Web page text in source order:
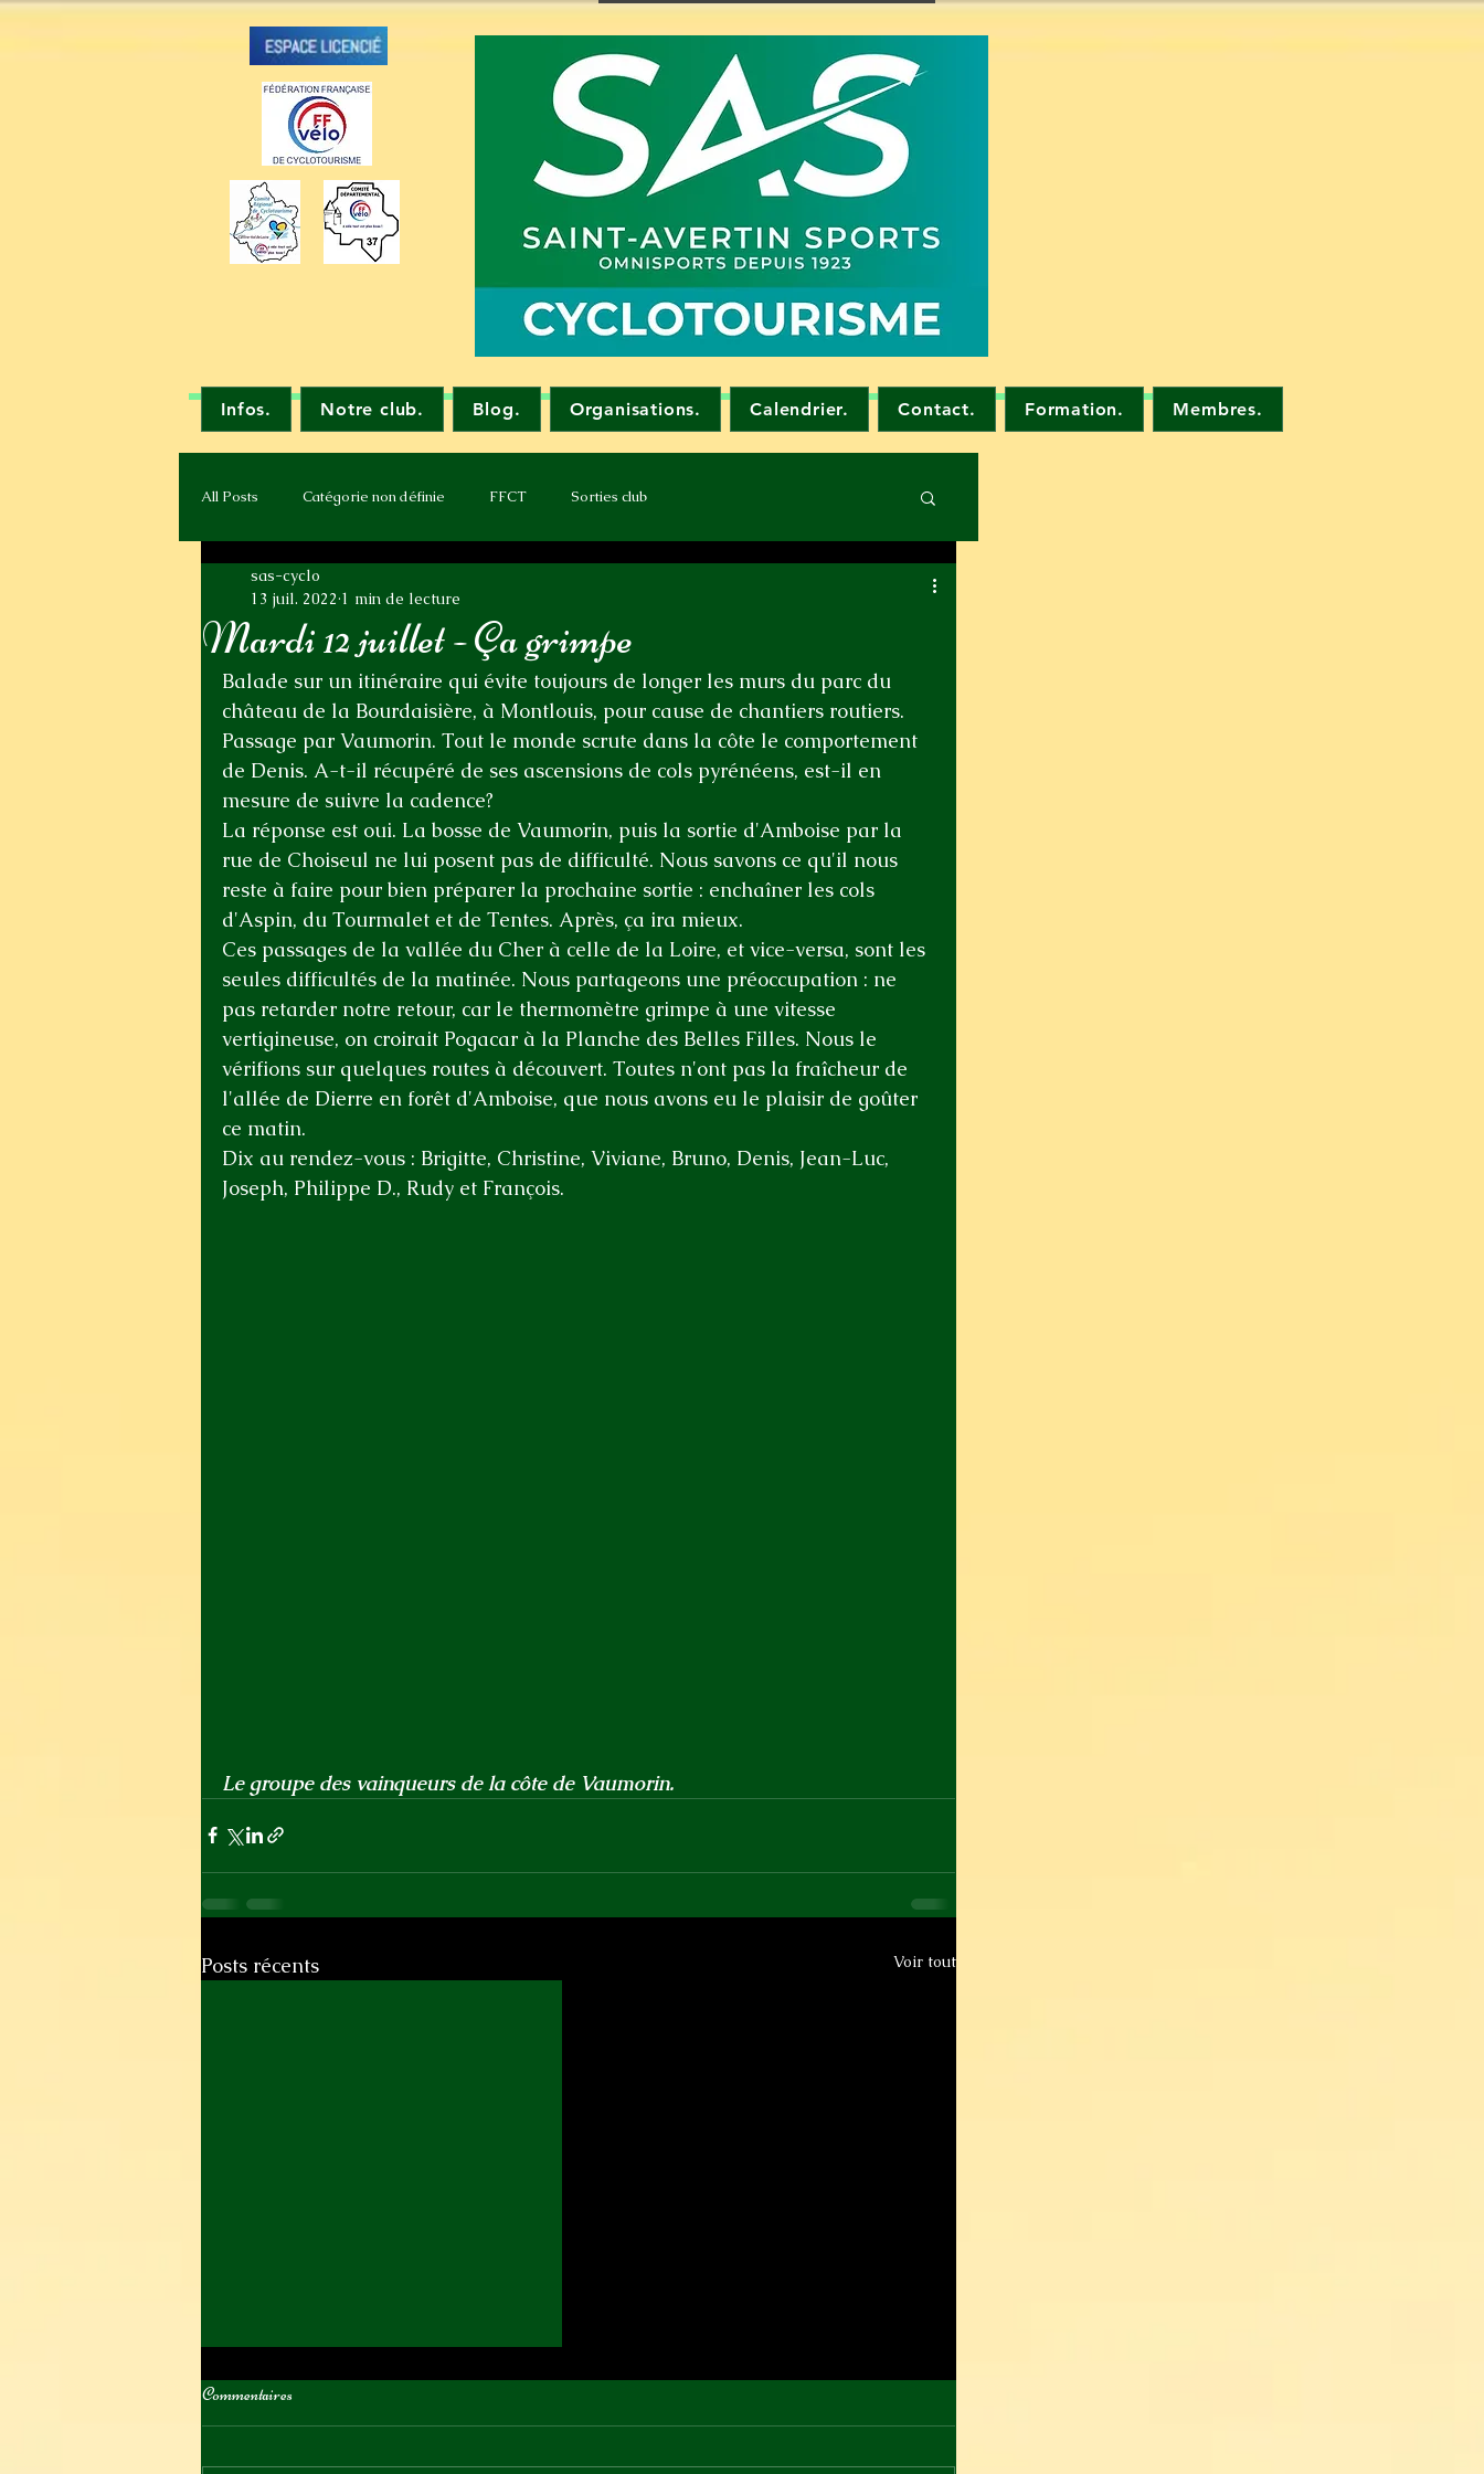
Infos. Notre club. Blog. Organisations. Calendrier. Contact. Formation. Membres.
All Posts Catégorie non définie FFCT Sorties club
Mardi 12 juillet - Ça grimpe
sas-cyclo
13 juil. 2022 1 min de lecture
Balade sur un itinéraire qui évite toujours de longer les murs du parc du
château de la Bourdaisière, à Montlouis, pour cause de chantiers routiers.
Passage par Vaumorin. Tout le monde scrute dans la côte le comportement
de Denis. A-t-il récupéré de ses ascensions de cols pyrénéens, est-il en
mesure de suivre la cadence?
La réponse est oui. La bosse de Vaumorin, puis la sortie d'Amboise par la
rue de Choiseul ne lui posent pas de difficulté. Nous savons ce qu'il nous
reste à faire pour bien préparer la prochaine sortie : enchaîner les cols
d'Aspin, du Tourmalet et de Tentes. Après, ça ira mieux.
Ces passages de la vallée du Cher à celle de la Loire, et vice-versa, sont les
seules difficultés de la matinée. Nous partageons une préoccupation : ne
pas retarder notre retour, car le thermomètre grimpe à une vitesse
vertigineuse, on croirait Pogacar à la Planche des Belles Filles. Nous le
vérifions sur quelques routes à découvert. Toutes n'ont pas la fraîcheur de
l'allée de Dierre en forêt d'Amboise, que nous avons eu le plaisir de goûter
ce matin.
Dix au rendez-vous : Brigitte, Christine, Viviane, Bruno, Denis, Jean-Luc,
Joseph, Philippe D., Rudy et François.
Le groupe des vainqueurs de la côte de Vaumorin.
Posts récents Voir tout
Commentaires